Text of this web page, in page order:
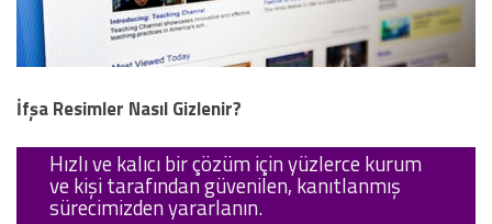
İfşa Resimler Nasıl Gizlenir?
Hızlı ve kalıcı bir çözüm için yüzlerce kurum
ve kişi tarafından güvenilen, kanıtlanmış
sürecimizden yararlanın.